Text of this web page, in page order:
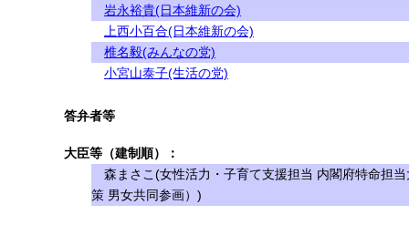
岩永裕貴(日本維新の会)
上西小百合(日本維新の会)
椎名毅(みんなの党)
小宮山泰子(生活の党)
答弁者等
大臣等（建制順）：
森まさこ(女性活力・子育て支援担当 内閣府特命担
策 男女共同参画）)